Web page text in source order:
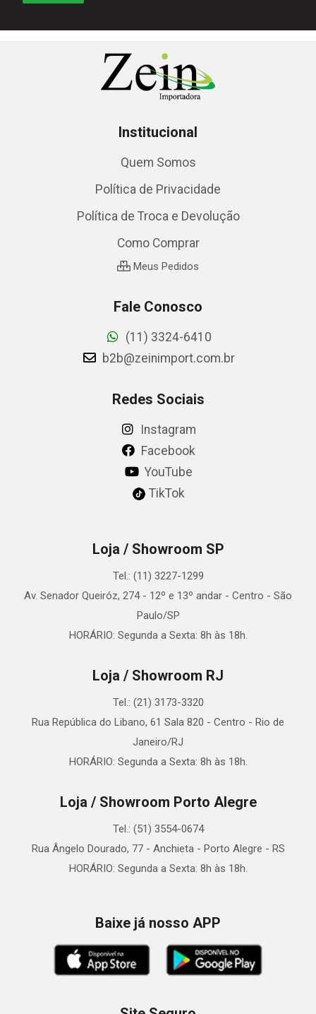
Institucional
Quem Somos
Política de Privacidade
Política de Troca e Devolução
Como Comprar
Meus Pedidos
Fale Conosco
(11) 3324-6410
b2b@zeinimport.com.br
Redes Sociais
Instagram
Facebook
YouTube
TikTok
Loja / Showroom SP
Tel.: (11) 3227-1299
Av. Senador Queiróz, 274 - 12º e 13º andar - Centro - São
Paulo/SP
HORÁRIO: Segunda a Sexta: 8h às 18h.
Loja / Showroom RJ
Tel.: (21) 3173-3320
Rua República do Libano, 61 Sala 820 - Centro - Rio de
Janeiro/RJ
HORÁRIO: Segunda a Sexta: 8h às 18h.
Loja / Showroom Porto Alegre
Tel.: (51) 3554-0674
Rua Ângelo Dourado, 77 - Anchieta - Porto Alegre - RS
HORÁRIO: Segunda a Sexta: 8h às 18h.
Baixe já nosso APP